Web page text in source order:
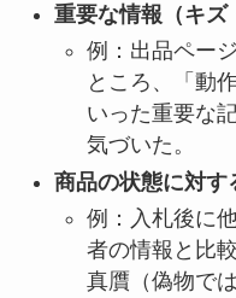
重要な情報（キズ
例：出品ペー
ところ、「動
いった重要な
気づいた。
商品の状態に対す
例：入札後に
者の情報と比
真贋（偽物で